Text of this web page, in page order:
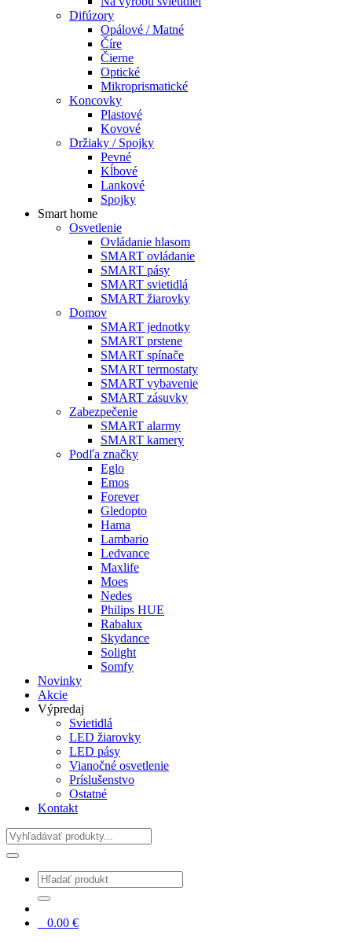
Difúzory
Opálové / Matné
Číre
Čierne
Optické
Mikroprismatické
Koncovky
Plastové
Kovové
Držiaky / Spojky
Pevné
Kĺbové
Lankové
Spojky
Smart home
Osvetlenie
Ovládanie hlasom
SMART ovládanie
SMART pásy
SMART svietidlá
SMART žiarovky
Domov
SMART jednotky
SMART prstene
SMART spínače
SMART termostaty
SMART vybavenie
SMART zásuvky
Zabezpečenie
SMART alarmy
SMART kamery
Podľa značky
Eglo
Emos
Forever
Gledopto
Hama
Lambario
Ledvance
Maxlife
Moes
Nedes
Philips HUE
Rabalux
Skydance
Solight
Somfy
Novinky
Akcie
Výpredaj
Svietidlá
LED žiarovky
LED pásy
Vianočné osvetlenie
Príslušenstvo
Ostatné
Kontakt
Hladať
0.00 €